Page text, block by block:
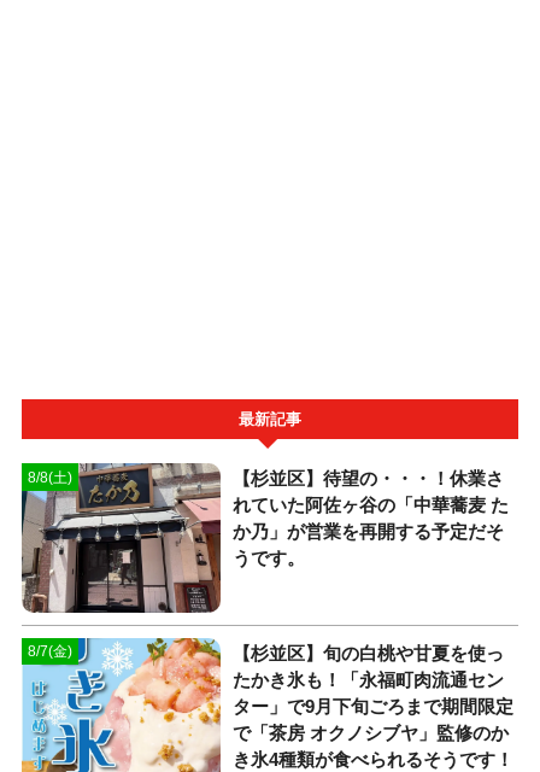
最新記事
8/8(土)
【杉並区】待望の・・・！休業さ
れていた阿佐ヶ谷の「中華蕎麦 た
か乃」が営業を再開する予定だそ
うです。
8/7(金)
【杉並区】旬の白桃や甘夏を使っ
たかき氷も！「永福町肉流通セン
ター」で9月下旬ごろまで期間限定
で「茶房 オクノシブヤ」監修のか
き氷4種類が食べられるそうです！